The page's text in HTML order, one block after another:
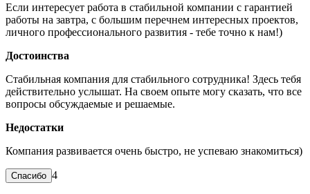
Если интересует работа в стабильной компании с гарантией
работы на завтра, с большим перечнем интересных проектов,
личного профессионального развития - тебе точно к нам!)
Достоинства
Стабильная компания для стабильного сотрудника! Здесь тебя
действительно услышат. На своем опыте могу сказать, что все
вопросы обсуждаемые и решаемые.
Недостатки
Компания развивается очень быстро, не успеваю знакомиться)
4